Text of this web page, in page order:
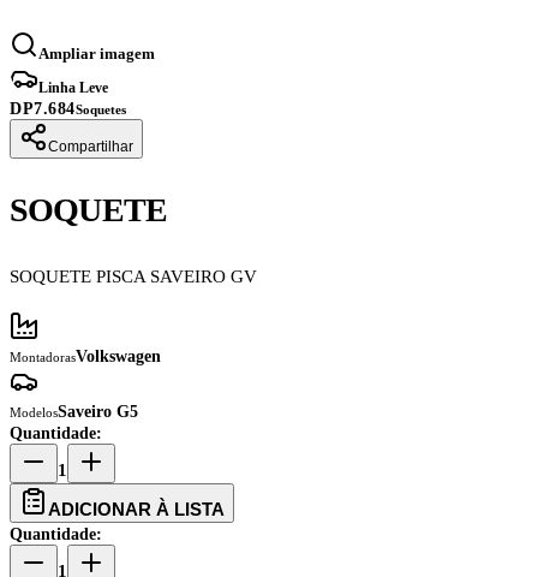
Ampliar imagem
Linha Leve
DP7.684Soquetes
Compartilhar
SOQUETE
SOQUETE PISCA SAVEIRO GV
MontadorasVolkswagen
ModelosSaveiro G5
Quantidade:
1
ADICIONAR À LISTA
Quantidade:
1